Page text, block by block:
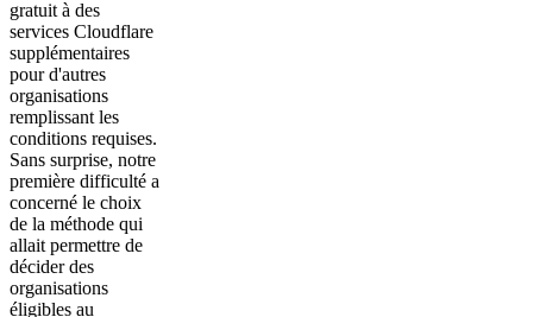
gratuit à des
services Cloudflare
supplémentaires
pour d'autres
organisations
remplissant les
conditions requises.
Sans surprise, notre
première difficulté a
concerné le choix
de la méthode qui
allait permettre de
décider des
organisations
éligibles au